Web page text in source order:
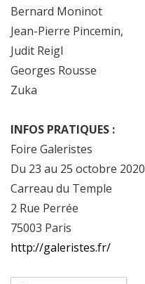
Bernard Moninot
Jean-Pierre Pincemin,
Judit Reigl
Georges Rousse
Zuka
INFOS PRATIQUES :
Foire Galeristes
Du 23 au 25 octobre 2020
Carreau du Temple
2 Rue Perrée
75003 Paris
http://galeristes.fr/